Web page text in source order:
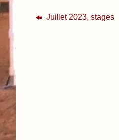
Juillet 2023, stages